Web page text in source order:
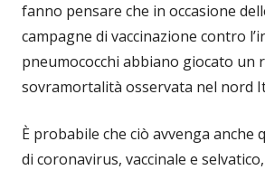
fanno pensare che in occasione
campagne di vaccinazione contro
pneumococchi abbiano giocato un
sovramortalità osservata nel nord
È probabile che ciò avvenga anche
di coronavirus, vaccinale e